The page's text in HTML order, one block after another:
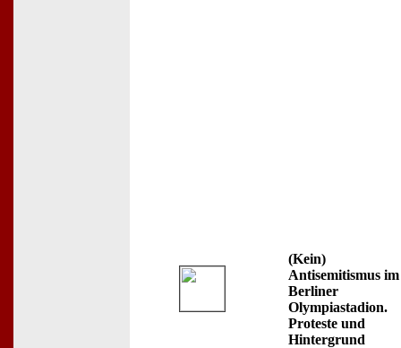
(Kein)
Antisemitismus im
Berliner
Olympiastadion.
Proteste und
Hintergrund